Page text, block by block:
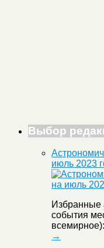
Выбор
июль 2023
Избранные
события
→